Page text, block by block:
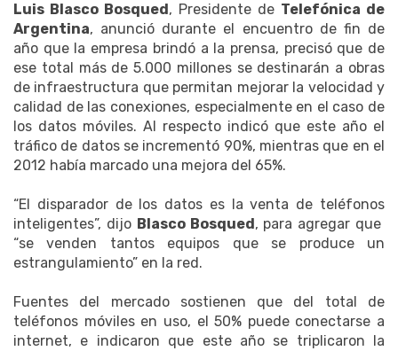
Luis Blasco Bosqued, Presidente de Telefónica de
Argentina, anunció durante el encuentro de fin de
año que la empresa brindó a la prensa, precisó que de
ese total más de 5.000 millones se destinarán a obras
de infraestructura que permitan mejorar la velocidad y
calidad de las conexiones, especialmente en el caso de
los datos móviles. Al respecto indicó que este año el
tráfico de datos se incrementó 90%, mientras que en el
2012 había marcado una mejora del 65%.
“El disparador de los datos es la venta de teléfonos
inteligentes”, dijo Blasco Bosqued, para agregar que
“se venden tantos equipos que se produce un
estrangulamiento” en la red.
Fuentes del mercado sostienen que del total de
teléfonos móviles en uso, el 50% puede conectarse a
internet, e indicaron que este año se triplicaron la